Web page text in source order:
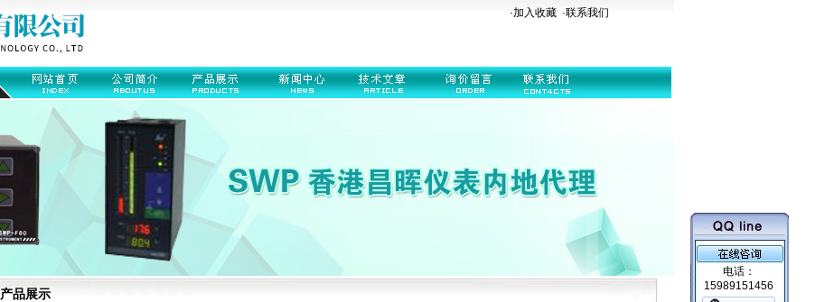
·加入收藏 ·联系我们
产品展示
电话：
15989151456